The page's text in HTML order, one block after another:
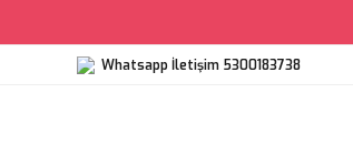
Whatsapp İletişim 5300183738